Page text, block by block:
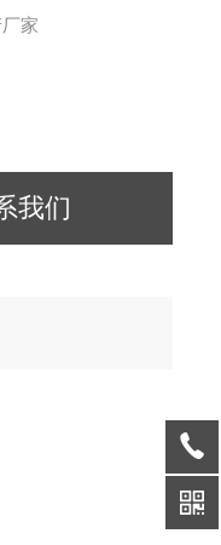
家
我们